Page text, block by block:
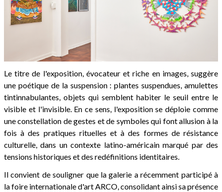
Le titre de l'exposition, évocateur et riche en images, suggère
une poétique de la suspension : plantes suspendues, amulettes
tintinnabulantes, objets qui semblent habiter le seuil entre le
visible et l'invisible. En ce sens, l'exposition se déploie comme
une constellation de gestes et de symboles qui font allusion à la
fois à des pratiques rituelles et à des formes de résistance
culturelle, dans un contexte latino-américain marqué par des
tensions historiques et des redéfinitions identitaires.
Il convient de souligner que la galerie a récemment participé à
la foire internationale d'art ARCO, consolidant ainsi sa présence